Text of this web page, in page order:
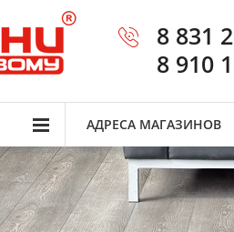
8 831
8 910
АДРЕСА МАГАЗИНОВ